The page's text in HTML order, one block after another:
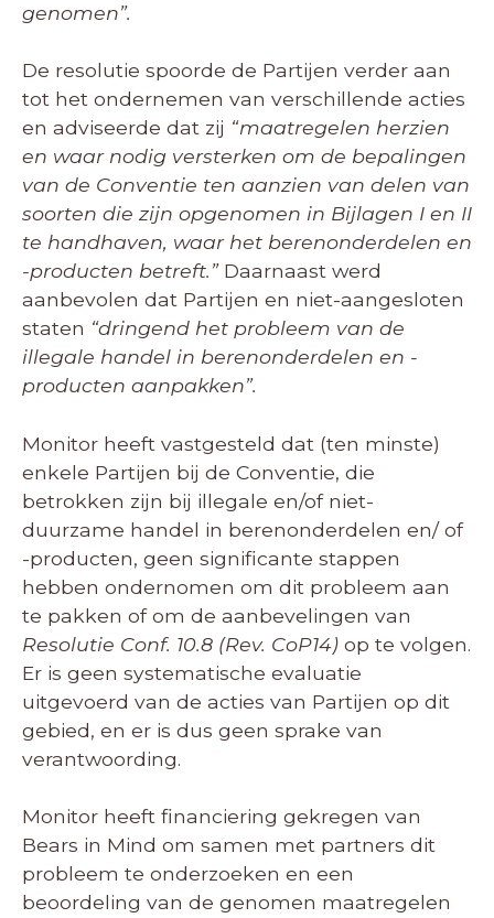
genomen”.
De resolutie spoorde de Partijen verder aan
tot het ondernemen van verschillende acties
en adviseerde dat zij “maatregelen herzien
en waar nodig versterken om de bepalingen
van de Conventie ten aanzien van delen van
soorten die zijn opgenomen in Bijlagen I en II
te handhaven, waar het berenonderdelen en
-producten betreft.”Daarnaast werd
aanbevolen dat Partijen en niet-aangesloten
staten “dringend het probleem van de
illegale handel in berenonderdelen en -
producten aanpakken”.
Monitor heeft vastgesteld dat (ten minste)
enkele Partijen bij de Conventie, die
betrokken zijn bij illegale en/of niet-
duurzame handel in berenonderdelen en/ of
-producten, geen significante stappen
hebben ondernomen om dit probleem aan
te pakken of om de aanbevelingen van
Resolutie Conf. 10.8 (Rev. CoP14) op te volgen.
Er is geen systematische evaluatie
uitgevoerd van de acties van Partijen op dit
gebied, en er is dus geen sprake van
verantwoording.
Monitor heeft financiering gekregen van
Bears in Mind om samen met partners dit
probleem te onderzoeken en een
beoordeling van de genomen maatregelen